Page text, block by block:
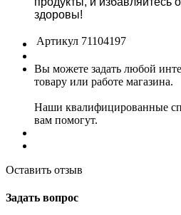
здоровы!
Артикул 71104197
Вы можете задать любой
товару или работе магазина.
Наши квалифицированные
вам помогут.
Оставить отзыв
Задать вопрос